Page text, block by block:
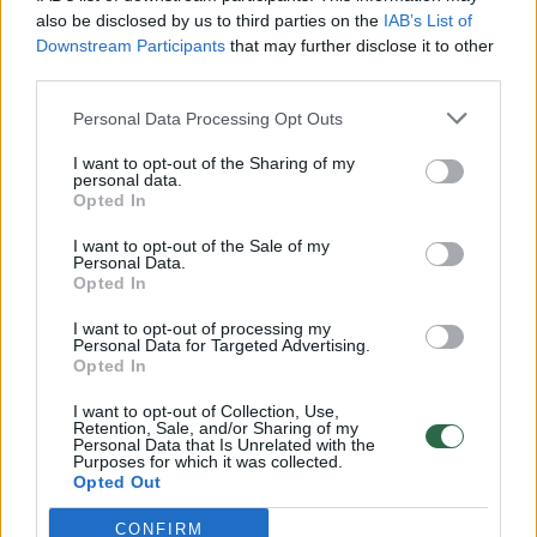
also be disclosed by us to third parties on the IAB’s List of
Downstream Participants that may further disclose it to other
Personal Data Processing Opt Outs
I want to opt-out of the Sharing of my
personal data.
Opted In
I want to opt-out of the Sale of my
Personal Data.
Opted In
I want to opt-out of processing my
Personal Data for Targeted Advertising.
Opted In
I want to opt-out of Collection, Use,
Retention, Sale, and/or Sharing of my
Personal Data that Is Unrelated with the
Purposes for which it was collected.
Opted Out
CONFIRM
Žinios | Lietuvos diena
00:00:57
Savaitės vidurys nusimato karštas: temperatūra kils iki
32 laipsnių šilumos
Žinios | Orai
00:00:59
Nufilmavo, kaip patvino Vilniaus Vakarinis aplinkkelis:
Žinios | Lietuvos diena
Avarija Vilniuje: į stotelę įsirėžęs automobilis sužalojo
dvi moteris
Žinios